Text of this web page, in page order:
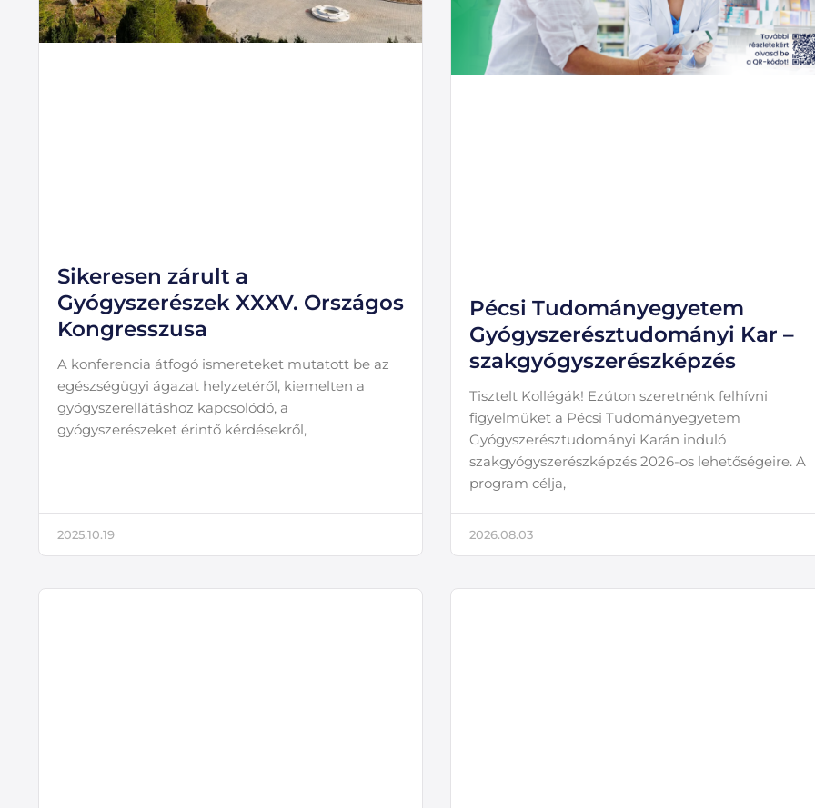
Sikeresen zárult a
Gyógyszerészek XXXV. Országos
Kongresszusa
A konferencia átfogó ismereteket mutatott be az
egészségügyi ágazat helyzetéről, kiemelten a
gyógyszerellátáshoz kapcsolódó, a
gyógyszerészeket érintő kérdésekről,
2025.10.19
Pécsi Tudományegyetem
Gyógyszerésztudományi Kar –
szakgyógyszerészképzés
Tisztelt Kollégák! Ezúton szeretnénk felhívni
figyelmüket a Pécsi Tudományegyetem
Gyógyszerésztudományi Karán induló
szakgyógyszerészképzés 2026-os lehetőségeire. A
program célja,
2026.08.03